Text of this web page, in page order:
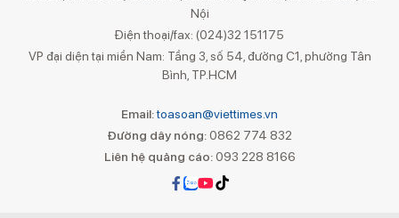
Nội
Điện thoại/fax: (024)32 151175
VP đại diện tại miền Nam: Tầng 3, số 54, đường C1, phường Tân
Bình, TP.HCM
Email:toasoan@viettimes.vn
Đường dây nóng: 0862 774 832
Liên hệ quảng cáo:093 228 8166